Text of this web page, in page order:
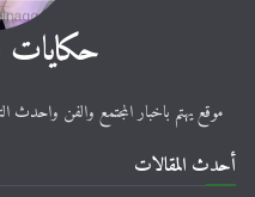
حكايات
موقع يهتم باخبار المجتمع والفن واحدث
أحدث المقالات